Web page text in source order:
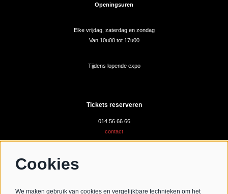
Openingsuren
Elke vrijdag, zaterdag en zondag
Van 10u00 tot 17u00
Tijdens lopende expo
Tickets reserveren
014 56 66 66
contact
Cookies
We maken gebruik van cookies en vergelijkbare technieken om het